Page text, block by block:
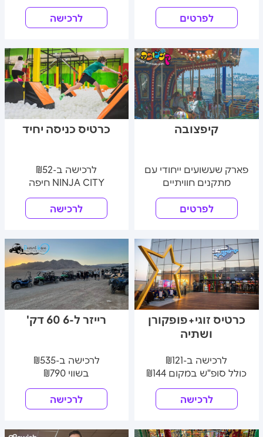
לרכישה לפרטים
כרטיס כניסה יחיד
לרכישה ב-₪52
NINJA CITY חיפה
לרכישה
קיפצובה
פארק שעשועים ייחודי עם
מתקנים חוויתיים
לפרטים
רייזר ל-6 60 דק'
לרכישה ב-₪535
בשווי ₪790
לרכישה
כרטיס זוגי+פופקורן
ושתיה
לרכישה ב-₪121
כולל סופ"ש במקום ₪144
לרכישה